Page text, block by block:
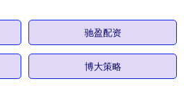
驰盈配资
博大策略